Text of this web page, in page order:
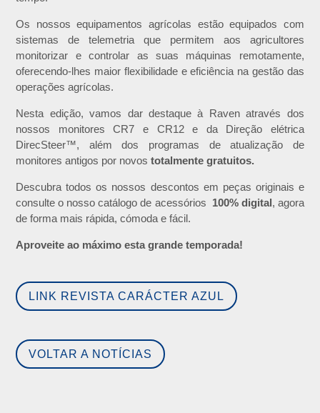
Os nossos equipamentos agrícolas estão equipados com
sistemas de telemetria que permitem aos agricultores
monitorizar e controlar as suas máquinas remotamente,
oferecendo-lhes maior flexibilidade e eficiência na gestão das
operações agrícolas.
Nesta edição, vamos dar destaque à Raven através dos
nossos monitores CR7 e CR12 e da Direção elétrica
DirecSteer™, além dos programas de atualização de
monitores antigos por novos totalmente gratuitos.
Descubra todos os nossos descontos em peças originais e
consulte o nosso catálogo de acessórios 100% digital , agora
de forma mais rápida, cómoda e fácil.
Aproveite ao máximo esta grande temporada!
LINK REVISTA CARÁCTER AZUL
VOLTAR A NOTÍCIAS